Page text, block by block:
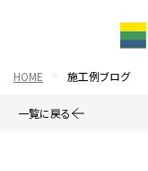
HOME 施工例ブログ
一覧に戻る